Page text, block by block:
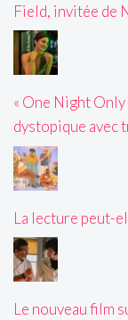
Field, invitée de
« One Night
dystopique avec
La lecture peut-
Le nouveau film